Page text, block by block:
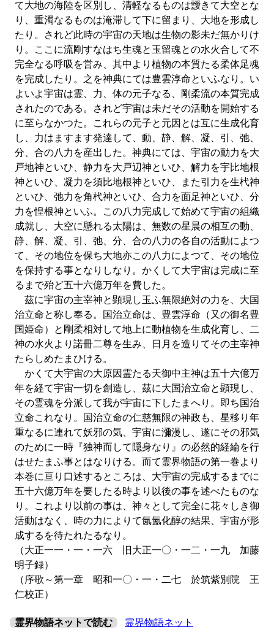
て大地の海陸を区別し、清軽なるものは靉きて大空とな
り、重濁なるものは淹滞して下に留まり、大地を形成し
たり。されど此時の宇宙の天地は生物の影未だ無かりけ
り。ここに流剛すなはち生魂と玉留魂との水火合して不
完全なる呼吸を営み、其中より植物の本質たる柔体足魂
を完成したり。之を神典にては豊雲淳命といふなり。い
よいよ宇宙は霊、力、体の元子なる、剛柔流の本質完成
されたのである。されど宇宙は未だその活動を開始する
に至らなかつた。これらの元子と元因とは互に生成化育
し、力はますます発達して、動、静、解、凝、引、弛、
分、合の八力を産出した。神典にては、宇宙の動力を大
戸地神といひ、静力を大戸辺神といひ、解力を宇比地根
神といひ、凝力を須比地根神といひ、また引力を生杙神
といひ、弛力を角杙神といひ、合力を面足神といひ、分
力を惶根神といふ。この八力完成して始めて宇宙の組織
成就し、大空に懸れる太陽は、無数の星晨の相互の動、
静、解、凝、引、弛、分、合の八力の各自の活動によつ
て、その地位を保ち大地亦この八力によつて、その地位
を保持する事となりしなり。かくして大宇宙は完成に至
るまで殆ど五十六億万年を費した。
茲に宇宙の主宰神と顕現し玉ふ無限絶対の力を、大国
治立命と称し奉る。国治立命は、豊雲淳命（又の御名豊
国姫命）と剛柔相対して地上に動植物を生成化育し、二
神の水火より諾冊二尊を生み、日月を造りてその主宰神
たらしめたまひける。
かくて大宇宙の大原因霊たる天御中主神は五十六億万
年を経て宇宙一切を創造し、茲に大国治立命と顕現し、
その霊魂を分派して我が宇宙に下したまへり。即ち国治
立命これなり。国治立命の仁慈無限の神政も、星移り年
重なるに連れて妖邪の気、宇宙に瀰漫し、遂にその邪気
のために一時『独神而して隠身なり』の必然的経綸を行
はせたまふ事とはなりける。而て霊界物語の第一巻より
本巻に亘り口述するところは、大宇宙の完成するまでに
五十六億万年を要したる時より以後の事を述べたものな
り。これより以前の事は、神々として完全に花々しき御
活動はなく、時の力によりて氤氳化醇の結果、宇宙が形
成するを待たれたるなり。
（大正一一・一・一六 旧大正一〇・一二・一九 加藤
明子録）
（序歌～第一章 昭和一〇・一・二七 於筑紫別院 王
仁校正）
霊界物語ネットで読む 霊界物語ネット